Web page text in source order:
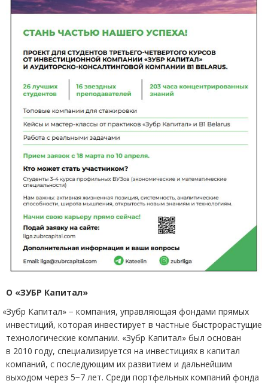
O «ЗУБР Капитал»
«Зубр Капитал» − компания, управляющая фондами прямых
инвестиций, которая инвестирует в частные быстрорастущие
технологические компании. «Зубр Капитал» был основан
в 2010 году, специализируется на инвестициях в капитал
компаний, с последующим их развитием и дальнейшим
выходом через 5−7 лет. Среди портфельных компаний фонда